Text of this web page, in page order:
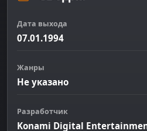
Дата выхода
07.01.1994
Жанры
Не указано
Разработчик
Konami Digital